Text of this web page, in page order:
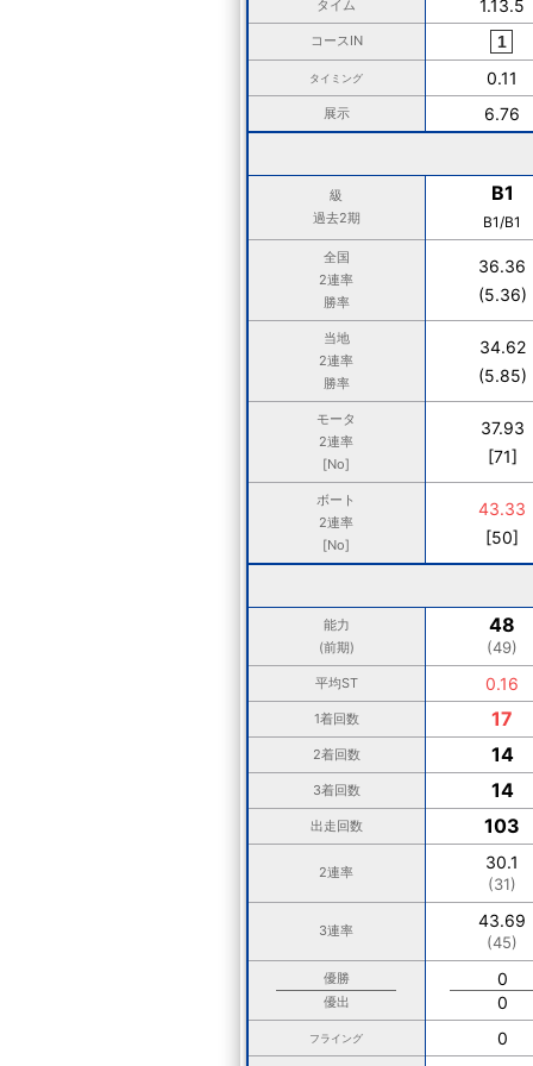
タイム 1.13.5
コースIN
タイミング 0.11
展示 6.76
級
過去2期
B1
B1/B1
全国
2連率
勝率
36.36
(5.36)
当地
2連率
勝率
34.62
(5.85)
モータ
2連率
[No]
37.93
[71]
ボート
2連率
[No]
43.33
[50]
能力
(前期)
48
(49)
平均ST 0.16
1着回数 17
2着回数 14
3着回数 14
出走回数 103
2連率 30.1
(31)
3連率 43.69
(45)
優勝
優出
0
0
フライング 0